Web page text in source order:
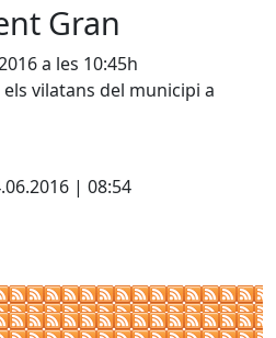
Gran
a les 10:45h
vilatans del municipi a
| 08:54